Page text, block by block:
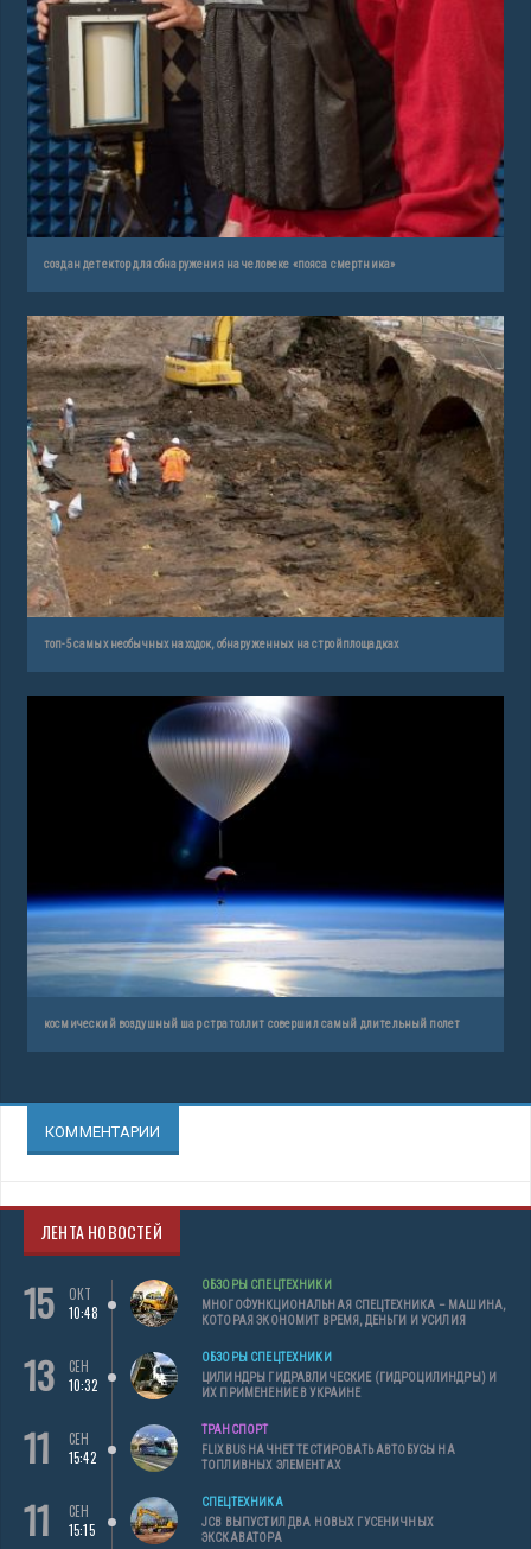
создан детектор для обнаружения на человеке «пояса смертника»
топ-5 самых необычных находок, обнаруженных на стройплощадках
космический воздушный шар стратоллит совершил самый длительный полет
КОММЕНТАРИИ
ЛЕНТА НОВОСТЕЙ
15
ОКТ
10:48
ОБЗОРЫ СПЕЦТЕХНИКИ
МНОГОФУНКЦИОНАЛЬНАЯ СПЕЦТЕХНИКА – МАШИНА,
КОТОРАЯ ЭКОНОМИТ ВРЕМЯ, ДЕНЬГИ И УСИЛИЯ
13
СЕН
10:32
ОБЗОРЫ СПЕЦТЕХНИКИ
ЦИЛИНДРЫ ГИДРАВЛИЧЕСКИЕ (ГИДРОЦИЛИНДРЫ) И
ИХ ПРИМЕНЕНИЕ В УКРАИНЕ
11
СЕН
15:42
ТРАНСПОРТ
FLIXBUS НАЧНЕТ ТЕСТИРОВАТЬ АВТОБУСЫ НА
ТОПЛИВНЫХ ЭЛЕМЕНТАХ
11
СЕН
15:15
СПЕЦТЕХНИКА
JCB ВЫПУСТИЛ ДВА НОВЫХ ГУСЕНИЧНЫХ
ЭКСКАВАТОРА